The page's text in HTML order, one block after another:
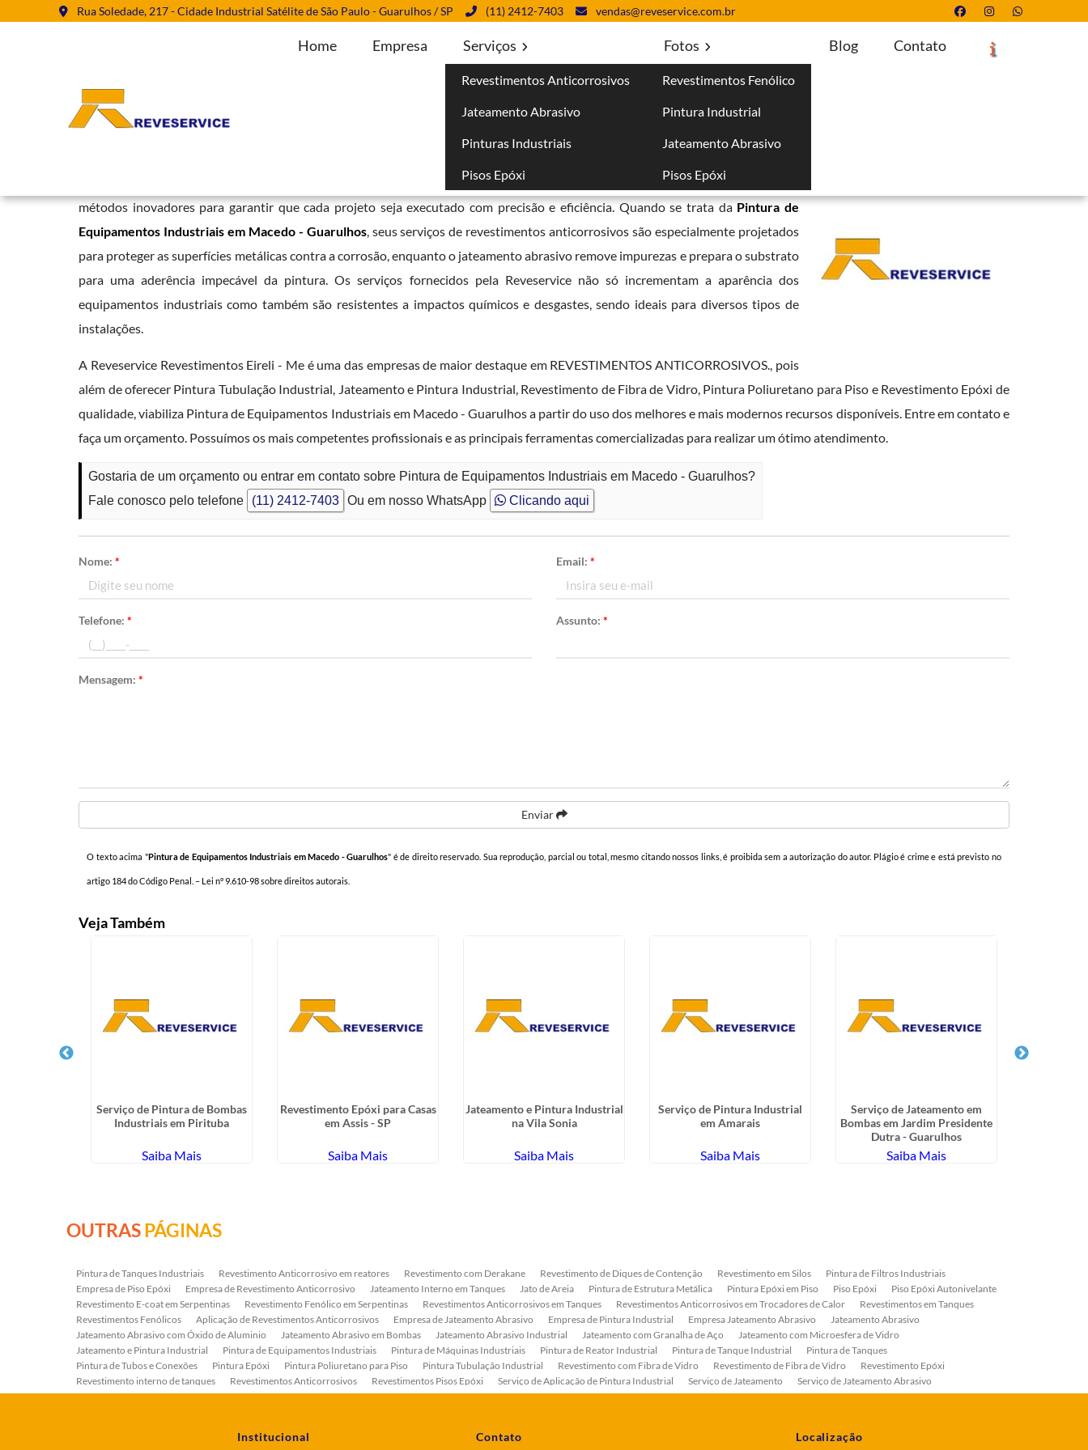
Rua Soledade, 217 - Cidade Industrial Satélite de São Paulo - Guarulhos / SP (11) 2412-7403 vendas@reveservice.com.br
Home Empresa Serviços
Revestimentos Anticorrosivos
Jateamento Abrasivo
Pinturas Industriais
Pisos Epóxi
Fotos
Revestimentos Fenólico
Pintura Industrial
Jateamento Abrasivo
Pisos Epóxi
Blog Contato
Pintura de Equipamentos Industriais em Macedo - Guarulhos Solicite um Orçamento
Optar pela Reveservice é assegurar um padrão elevado de qualidade e confiabilidade. A empresa utiliza tecnologias de ponta e
métodos inovadores para garantir que cada projeto seja executado com precisão e eficiência. Quando se trata daPintura de
Equipamentos Industriais em Macedo - Guarulhos, seus serviços de revestimentos anticorrosivos são especialmente projetados
para proteger as superfícies metálicas contra a corrosão, enquanto o jateamento abrasivo remove impurezas e prepara o substrato
para uma aderência impecável da pintura. Os serviços fornecidos pela Reveservice não só incrementam a aparência dos
equipamentos industriais como também são resistentes a impactos químicos e desgastes, sendo ideais para diversos tipos de
instalações.
A Reveservice Revestimentos Eireli - Me é uma das empresas de maior destaque em REVESTIMENTOS ANTICORROSIVOS., pois
além de oferecer Pintura Tubulação Industrial, Jateamento e Pintura Industrial, Revestimento de Fibra de Vidro, Pintura Poliuretano para Piso e Revestimento Epóxi de
qualidade, viabiliza Pintura de Equipamentos Industriais em Macedo - Guarulhos a partir do uso dos melhores e mais modernos recursos disponíveis. Entre em contato e
faça um orçamento. Possuímos os mais competentes profissionais e as principais ferramentas comercializadas para realizar um ótimo atendimento.
Gostaria de um orçamento ou entrar em contato sobre Pintura de Equipamentos Industriais em Macedo - Guarulhos?
Fale conosco pelo telefone
(11) 2412-7403 Ou em nosso WhatsApp Clicando aqui
Nome:* Email: *
Telefone:* Assunto: *
Mensagem:*
Enviar
O texto acima "Pintura de Equipamentos Industriais em Macedo - Guarulhos" é de direito reservado. Sua reprodução, parcial ou total, mesmo citando nossos links, é proibida sem a autorização do autor. Plágio é crime e está previsto no
artigo 184 do Código Penal. – Lei n° 9.610-98 sobre direitos autorais
Veja Também
Serviço de Pintura de Bombas
Industriais em Pirituba
Saiba Mais
Revestimento Epóxi para Casas
em Assis - SP
Saiba Mais
Jateamento e Pintura Industrial
na Vila Sonia
Saiba Mais
Serviço de Pintura Industrial
em Amarais
Saiba Mais
Serviço de Jateamento em
Bombas em Jardim Presidente
Dutra - Guarulhos
Saiba Mais
OUTRASPÁGINAS
Pintura de Tanques Industriais Revestimento Anticorrosivo em reatores Revestimento com Derakane Revestimento de Diques de Contenção Revestimento em Silos
Pintura de Filtros Industriais
Empresa de Piso Epóxi
Empresa de Revestimento Anticorrosivo Jateamento Interno em Tanques Jato de Areia Pintura de Estrutura Metálica Pintura Epóxi em Piso Piso Epóxi
Piso Epóxi Autonivelante
Revestimento E-coat em Serpentinas
Revestimento Fenólico em Serpentinas Revestimentos Anticorrosivos em Tanques Revestimentos Anticorrosivos em Trocadores de Calor
Revestimentos em Tanques
Revestimentos Fenólicos
Aplicação de Revestimentos Anticorrosivos Empresa de Jateamento Abrasivo Empresa de Pintura Industrial Empresa Jateamento Abrasivo
Jateamento Abrasivo
Jateamento Abrasivo com Óxido de Aluminio
Jateamento Abrasivo em Bombas Jateamento Abrasivo Industrial Jateamento com Granalha de Aço
Jateamento com Microesfera de Vidro
Jateamento e Pintura Industrial
Pintura de Equipamentos Industriais Pintura de Máquinas Industriais Pintura de Reator Industrial Pintura de Tanque Industrial
Pintura de Tanques
Pintura de Tubos e Conexões
Pintura Epóxi Pintura Poliuretano para Piso Pintura Tubulação Industrial Revestimento com Fibra de Vidro Revestimento de Fibra de Vidro
Revestimento Epóxi
Revestimento interno de tanques
Revestimentos Anticorrosivos Revestimentos Pisos Epóxi Serviço de Aplicação de Pintura Industrial Serviço de Jateamento
Serviço de Jateamento Abrasivo
Serviço de Jateamento e Pintura
Serviço de Jateamento em Bombas Serviço de Pintura de Bombas Industriais Serviço de Pintura de Tanque Industrial
Serviço de Pintura de Válvulas
Institucional Contato Localização